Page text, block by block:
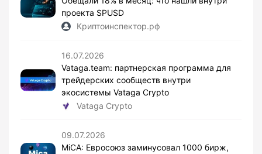
проекта SPUSD
Криптоинспектор.рф
16.07.2026
Vataga.team: партнерская программа для
трейдерских сообществ внутри
экосистемы Vataga Crypto
Vataga Crypto
09.07.2026
MiCA: Евросоюз заминусовал 1000 бирж,